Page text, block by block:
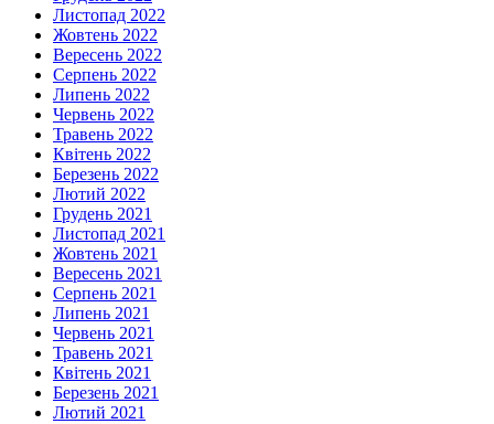
Листопад 2022
Жовтень 2022
Вересень 2022
Серпень 2022
Липень 2022
Червень 2022
Травень 2022
Квітень 2022
Березень 2022
Лютий 2022
Грудень 2021
Листопад 2021
Жовтень 2021
Вересень 2021
Серпень 2021
Липень 2021
Червень 2021
Травень 2021
Квітень 2021
Березень 2021
Лютий 2021